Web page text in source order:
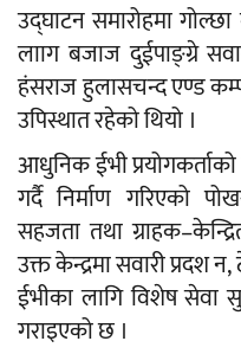
उद्घाटन समारोहमा
लााग बजाज दुईपाङ्ग्रे
हंसराज हुलासचन्द एण्ड
उपिस्थात रहेको थियो ।
आधुनिक ईभी
गर्दै निर्माण गरिएको
सहजता तथा
उक्त केन्द्रमा सवारी प्रदश
ईभीका लागि विशेष सेवा
गराइएको छ ।